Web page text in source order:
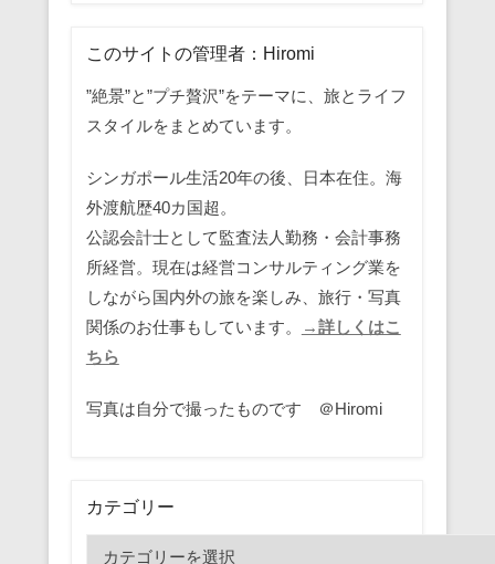
このサイトの管理者：Hiromi
”絶景”と”プチ贅沢”をテーマに、旅とライフ
スタイルをまとめています。
シンガポール生活20年の後、日本在住。海
外渡航歴40カ国超。
公認会計士として監査法人勤務・会計事務
所経営。現在は経営コンサルティング業を
しながら国内外の旅を楽しみ、旅行・写真
関係のお仕事もしています。
→詳しくはこ
ちら
写真は自分で撮ったものです ＠Hiromi
カテゴリー